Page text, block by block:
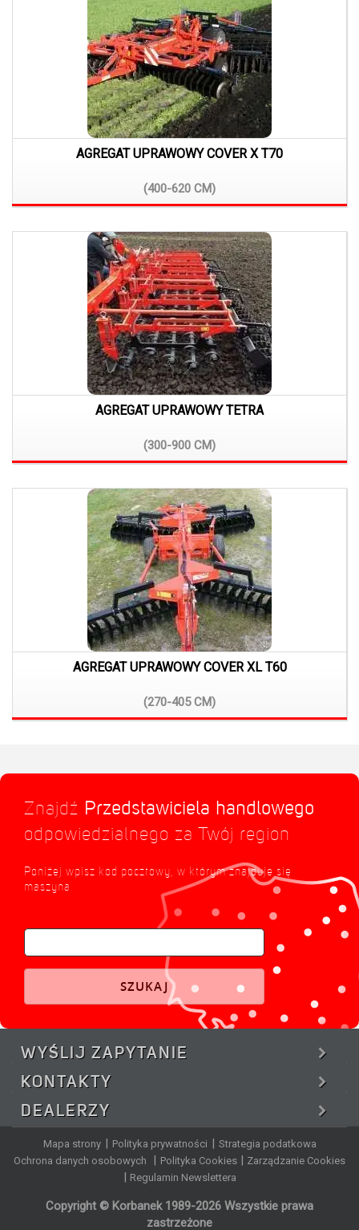
AGREGAT UPRAWOWY COVER X T70
(400-620 CM)
AGREGAT UPRAWOWY TETRA
(300-900 CM)
AGREGAT UPRAWOWY COVER XL T60
(270-405CM)
Znajdź Przedstawiciela handlowego
odpowiedzialnego za Twój region
Poniżej wpisz kod pocztowy, w którym znajduje się
maszyna
SZUKAJ
KONTAKTY
DEALERZY
WYŚLIJ ZAPYTANIE
Mapa strony | Polityka prywatności | Strategia podatkowa
Ochrona danych osobowych
| Polityka Cookies | Zarządzanie Cookies
| Regulamin Newslettera
Copyright © Korbanek 1989-2026 Wszystkie prawa
zastrzeżone